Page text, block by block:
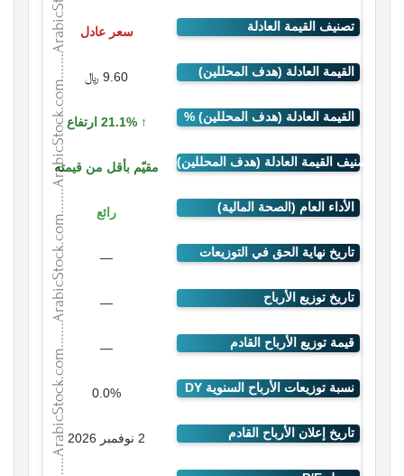
سعر عادل
9.60 ﷼
21.1% ارتفاع
مقيّم بأقل من قيمته
رائع
—
—
—
0.0%
2 نوفمبر 2026